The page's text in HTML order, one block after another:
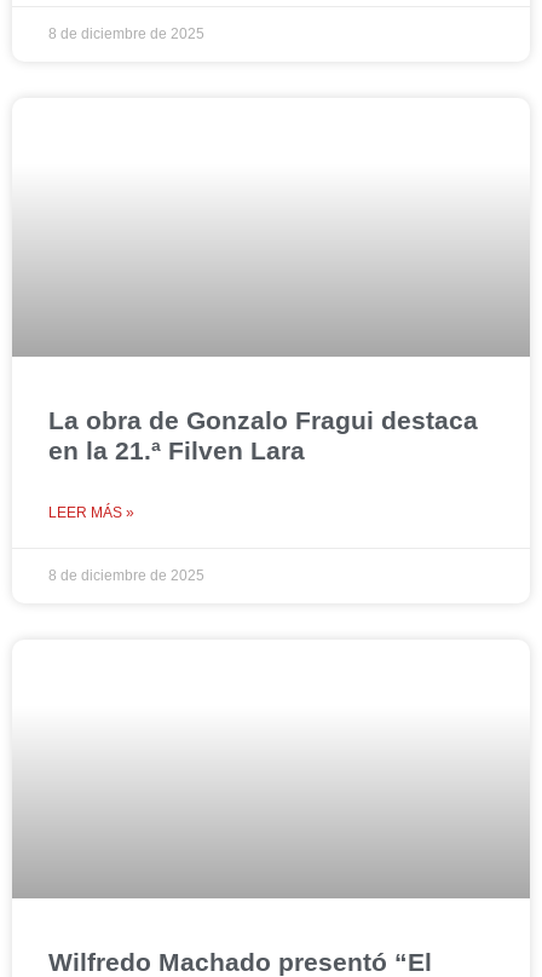
8 de diciembre de 2025
La obra de Gonzalo Fragui destaca
en la 21.ª Filven Lara
LEER MÁS »
8 de diciembre de 2025
Wilfredo Machado presentó “El